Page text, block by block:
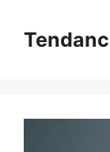
contenu